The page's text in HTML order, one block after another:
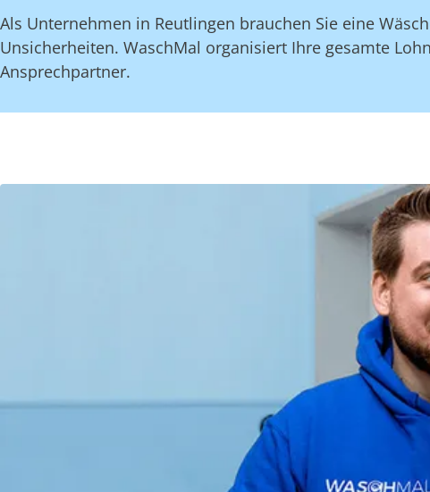
Als Unternehmen in Reutlingen brauchen Sie eine
Unsicherheiten. WaschMal organisiert Ihre gesamte
Ansprechpartner.